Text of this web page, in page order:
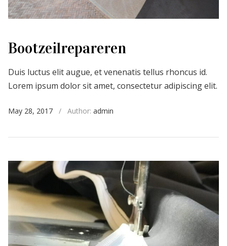
Bootzeilrepareren
Duis luctus elit augue, et venenatis tellus rhoncus id.
Lorem ipsum dolor sit amet, consectetur adipiscing elit.
May 28, 2017 / Author: admin